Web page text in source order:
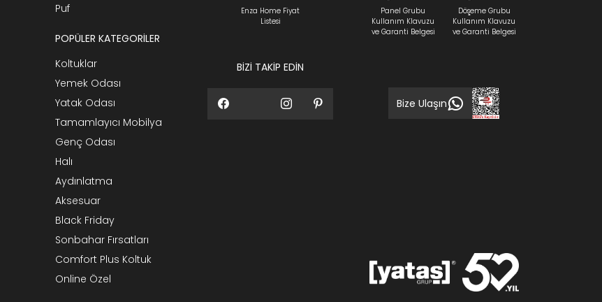
Puf
POPÜLER KATEGORİLER
Koltuklar
Yemek Odası
Yatak Odası
Tamamlayıcı Mobilya
Genç Odası
Halı
Aydınlatma
Aksesuar
Black Friday
Sonbahar Fırsatları
Comfort Plus Koltuk
Online Özel
Enza Home Fiyat
Listesi
BİZİ TAKİP EDİN
Panel Grubu
Kullanım Klavuzu
ve Garanti Belgesi
Döşeme Grubu
Kullanım Klavuzu
ve Garanti Belgesi
Bize Ulaşın